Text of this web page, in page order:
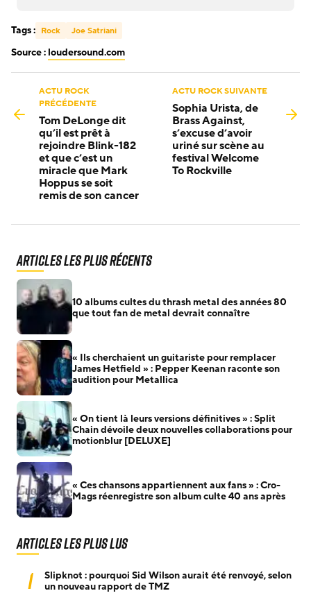
Tags : Rock Joe Satriani
Source : loudersound.com
ACTU ROCK
PRÉCÉDENTE
Tom DeLonge dit
qu’il est prêt à
rejoindre Blink-182
et que c’est un
miracle que Mark
Hoppus se soit
remis de son cancer
ACTU ROCK SUIVANTE
Sophia Urista, de
Brass Against,
s’excuse d’avoir
uriné sur scène au
festival Welcome
To Rockville
Articles les plus récents
10 albums cultes du thrash metal des années 80
que tout fan de metal devrait connaître
« Ils cherchaient un guitariste pour remplacer
James Hetfield » : Pepper Keenan raconte son
audition pour Metallica
« On tient là leurs versions définitives » : Split
Chain dévoile deux nouvelles collaborations pour
motionblur [DELUXE]
« Ces chansons appartiennent aux fans » : Cro-
Mags réenregistre son album culte 40 ans après
Articles les plus lus
1
Slipknot : pourquoi Sid Wilson aurait été renvoyé, selon
un nouveau rapport de TMZ